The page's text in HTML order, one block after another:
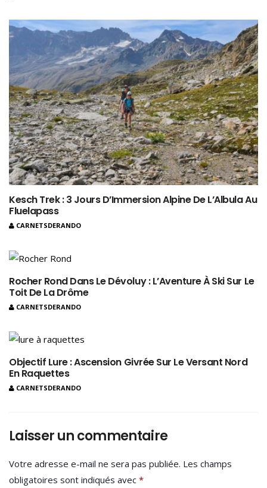
Kesch Trek : 3 Jours D’Immersion Alpine De L’Albula Au
Fluelapass
CARNETSDERANDO
Rocher Rond Dans Le Dévoluy : L’Aventure À Ski Sur Le
Toit De La Drôme
CARNETSDERANDO
Objectif Lure : Ascension Givrée Sur Le Versant Nord
En Raquettes
CARNETSDERANDO
Laisser un commentaire
Votre adresse e-mail ne sera pas publiée. Les champs
obligatoires sont indiqués avec *